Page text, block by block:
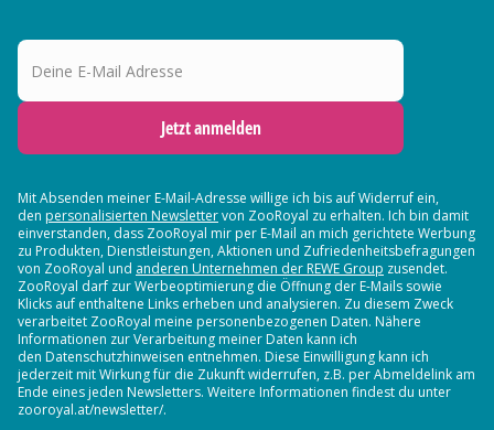
Deine E-Mail Adresse
Jetzt anmelden
Mit Absenden meiner E-Mail-Adresse willige ich bis auf Widerruf ein,
den personalisierten Newslettervon ZooRoyal zu erhalten. Ich bin damit
einverstanden, dass ZooRoyal mir per E-Mail an mich gerichtete Werbung
zu Produkten, Dienstleistungen, Aktionen und Zufriedenheitsbefragungen
von ZooRoyal und anderen Unternehmen der REWE Group zusendet.
ZooRoyal darf zur Werbeoptimierung die Öffnung der E-Mails sowie
Klicks auf enthaltene Links erheben und analysieren. Zu diesem Zweck
verarbeitet ZooRoyal meine personenbezogenen Daten. Nähere
Informationen zur Verarbeitung meiner Daten kann ich
den Datenschutzhinweisen entnehmen. Diese Einwilligung kann ich
jederzeit mit Wirkung für die Zukunft widerrufen, z.B. per Abmeldelink am
Ende eines jeden Newsletters. Weitere Informationen findest du unter
zooroyal.at/newsletter/.